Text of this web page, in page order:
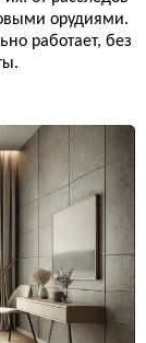
орудиями.
работает, без